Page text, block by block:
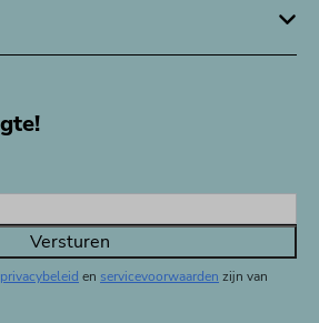
Versturen
privacybeleid en servicevoorwaarden zijn van